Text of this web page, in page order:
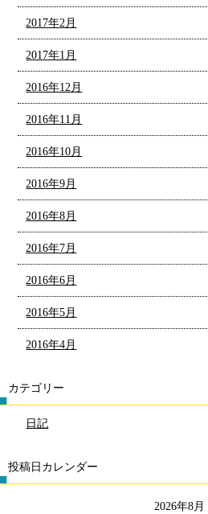
2017年2月
2017年1月
2016年12月
2016年11月
2016年10月
2016年9月
2016年8月
2016年7月
2016年6月
2016年5月
2016年4月
カテゴリー
日記
投稿日カレンダー
2026年8月